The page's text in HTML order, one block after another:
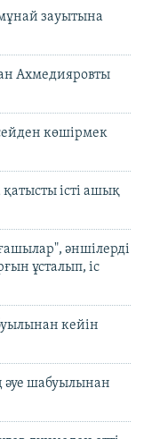
зауытына
Ахмедияровты
көшірмек
істі ашық
әншілерді
ұсталып, іс
кейін
әуе шабуылынан